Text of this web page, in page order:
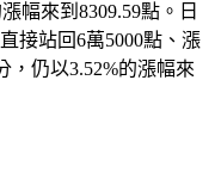
、漲幅達7.01%，截至
幅來到8309.59點。日
接站回6萬5000點、漲
仍以3.52%的漲幅來